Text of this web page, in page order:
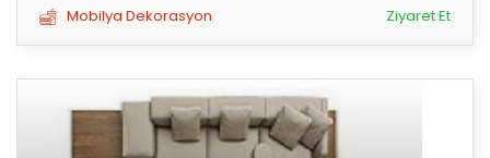
Mobilya Dekorasyon Ziyaret Et